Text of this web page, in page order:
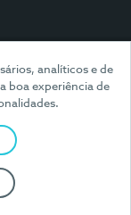
analíticos e de
boa experiência de